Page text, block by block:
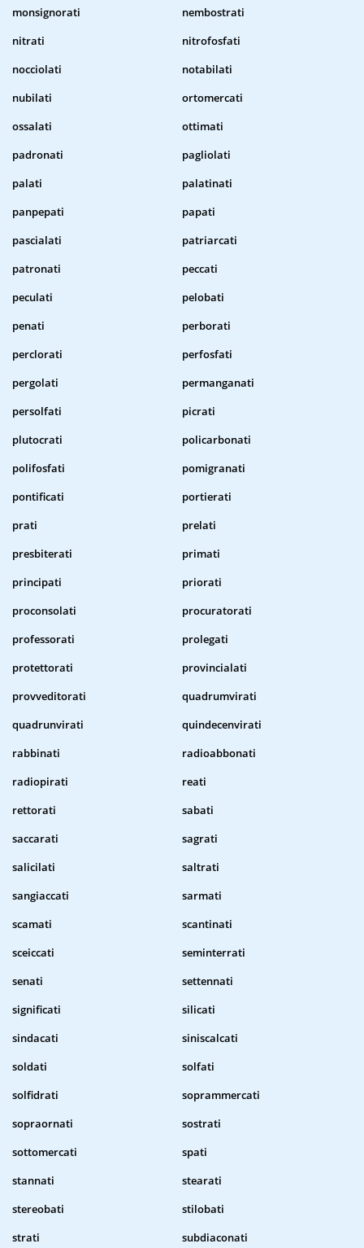
monsignorati
nembostrati
nitrati
nitrofosfati
nocciolati
notabilati
nubilati
ortomercati
ossalati
ottimati
padronati
pagliolati
palati
palatinati
panpepati
papati
pascialati
patriarcati
patronati
peccati
peculati
pelobati
penati
perborati
perclorati
perfosfati
pergolati
permanganati
persolfati
picrati
plutocrati
policarbonati
polifosfati
pomigranati
pontificati
portierati
prati
prelati
presbiterati
primati
principati
priorati
proconsolati
procuratorati
professorati
prolegati
protettorati
provincialati
provveditorati
quadrumvirati
quadrunvirati
quindecenvirati
rabbinati
radioabbonati
radiopirati
reati
rettorati
sabati
saccarati
sagrati
salicilati
saltrati
sangiaccati
sarmati
scamati
scantinati
sceiccati
seminterrati
senati
settennati
significati
silicati
sindacati
siniscalcati
soldati
solfati
solfidrati
soprammercati
sopraornati
sostrati
sottomercati
spati
stannati
stearati
stereobati
stilobati
strati
subdiaconati